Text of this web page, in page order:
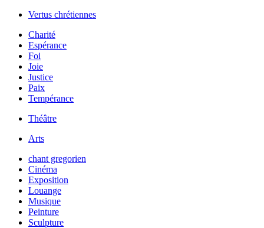
Vertus chrétiennes
Charité
Espérance
Foi
Joie
Justice
Paix
Tempérance
Théâtre
Arts
chant gregorien
Cinéma
Exposition
Louange
Musique
Peinture
Sculpture